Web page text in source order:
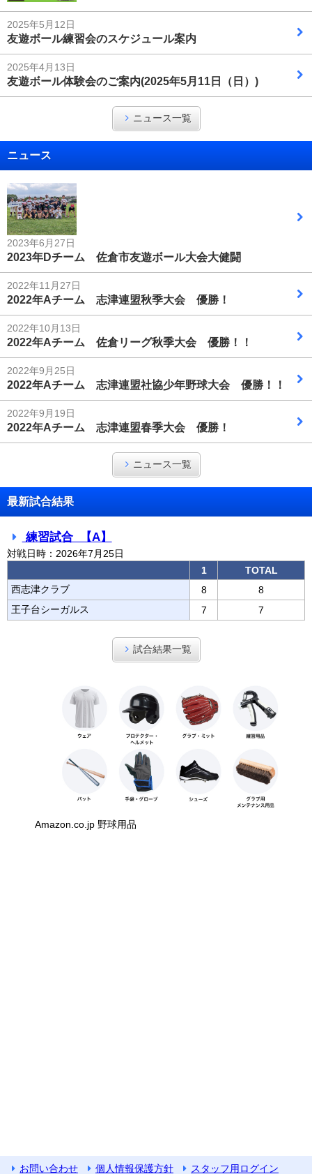
2025年5月12日
友遊ボール練習会のスケジュール案内
2025年4月13日
友遊ボール体験会のご案内(2025年5月11日（日）)
ニュース一覧
ニュース
2023年6月27日
2023年Dチーム 佐倉市友遊ボール大会大健闘
2022年11月27日
2022年Aチーム 志津連盟秋季大会 優勝！
2022年10月13日
2022年Aチーム 佐倉リーグ秋季大会 優勝！！
2022年9月25日
2022年Aチーム 志津連盟社協少年野球大会 優勝！！
2022年9月19日
2022年Aチーム 志津連盟春季大会 優勝！
ニュース一覧
最新試合結果
練習試合 【A】
対戦日時：2026年7月25日
1
TOTAL
西志津クラブ
8
8
王子台シーガルス
7 7
試合結果一覧
Amazon.co.jp 野球用品
お問い合わせ 個人情報保護方針 スタッフ用ログイン